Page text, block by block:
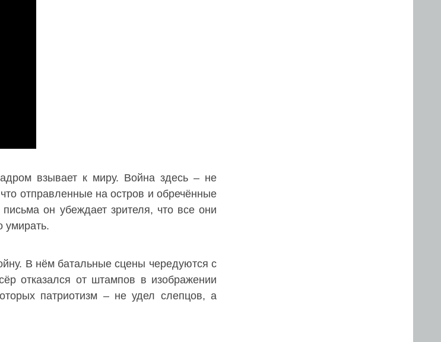
взывает к миру. Война здесь – не
отправленные на остров и обречённые
он убеждает зрителя, что все они
умирать.
В нём батальные сцены чередуются с
отказался от штампов в изображении
патриотизм – не удел слепцов, а